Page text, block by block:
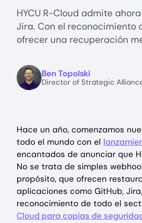
HYCU R-Cloud admite
Jira. Con el reconocimiento
ofrecer una recuperación
ImageBen Topolski
Director of Strategic
Hace un año, comenzamos
todo el mundo con el
encantados de anunciar que
No se trata de simples
propósito, que ofrecen
aplicaciones como GitHub,
reconocimiento de todo el
Cloud para copias de